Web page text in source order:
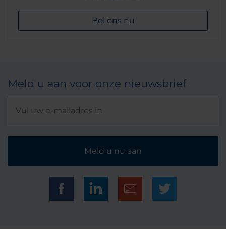
Bel ons nu
Meld u aan voor onze nieuwsbrief
Meld u nu aan